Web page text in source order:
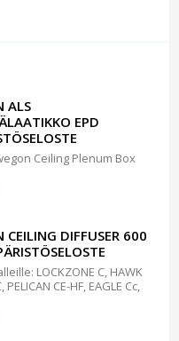
ALS
EPD
Ceiling Plenum Box
CEILING DIFFUSER 600
LOCKZONE C, HAWK
PELICAN CE-HF, EAGLE Cc,